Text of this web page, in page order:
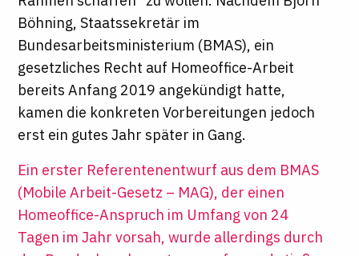
Böhning, Staatssekretär im
Bundesarbeitsministerium (BMAS), ein
gesetzliches Recht auf Homeoffice-Arbeit
bereits Anfang 2019 angekündigt hatte,
kamen die konkreten Vorbereitungen jedoch
erst ein gutes Jahr später in Gang.
Ein erster Referentenentwurf aus dem BMAS
(Mobile Arbeit-Gesetz – MAG), der einen
Homeoffice-Anspruch im Umfang von 24
Tagen im Jahr vorsah, wurde allerdings durch